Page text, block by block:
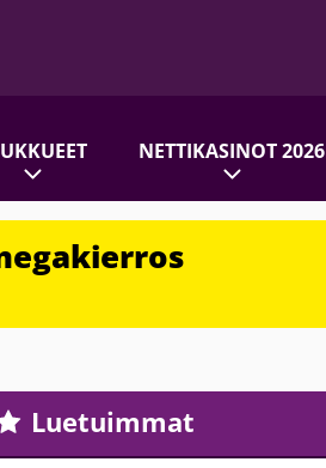
NETTIKASINOT 2026
Luetuimmat